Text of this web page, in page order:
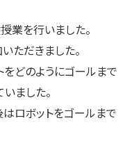
業を行いました。
ただきました。
をどのようにゴールまで
ました。
はロボットをゴールまで